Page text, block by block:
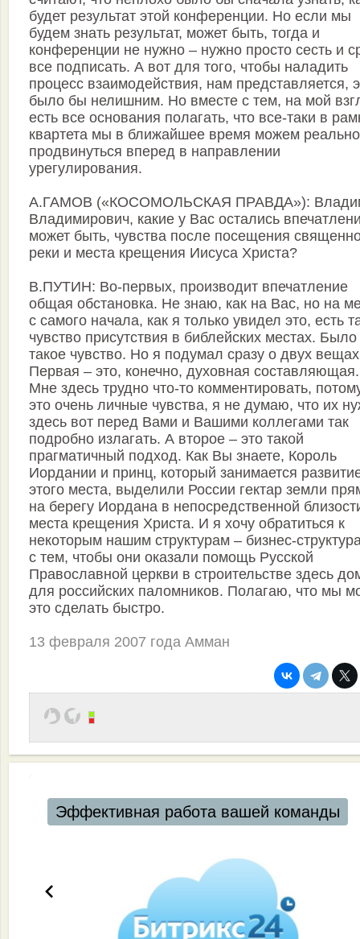
будет результат этой конференции. Но если мы
будем знать результат, может быть, тогда и
конференции не нужно – нужно просто сесть и
все подписать. А вот для того, чтобы наладить
процесс взаимодействия, нам представляется,
было бы нелишним. Но вместе с тем, на мой
есть все основания полагать, что все-таки в
квартета мы в ближайшее время можем реально
продвинуться вперед в направлении
урегулирования.
А.ГАМОВ («КОСОМОЛЬСКАЯ ПРАВДА»):
Владимирович, какие у Вас остались
может быть, чувства после посещения
реки и места крещения Иисуса Христа?
В.ПУТИН: Во-первых, производит впечатление
общая обстановка. Не знаю, как на Вас, но на
с самого начала, как я только увидел это, есть
чувство присутствия в библейских местах. Было
такое чувство. Но я подумал сразу о двух
Первая – это, конечно, духовная составляющая.
Мне здесь трудно что-то комментировать,
это очень личные чувства, я не думаю, что их
здесь вот перед Вами и Вашими коллегами так
подробно излагать. А второе – это такой
прагматичный подход. Как Вы знаете, Король
Иордании и принц, который занимается
этого места, выделили России гектар земли
на берегу Иордана в непосредственной
места крещения Христа. И я хочу обратиться к
некоторым нашим структурам – бизнес-
с тем, чтобы они оказали помощь Русской
Православной церкви в строительстве здесь
для российских паломников. Полагаю, что мы
это сделать быстро.
13 февраля 2007 года Амман
Эффективная работа вашей команды